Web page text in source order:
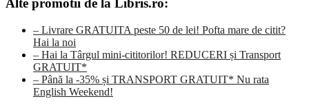
Alte promotii de la Libris.ro:
– Livrare GRATUITA peste 50 de lei! Pofta mare de citit?
Hai la noi
– Hai la Târgul mini-cititorilor! REDUCERI și Transport
GRATUIT*
– Până la -35% și TRANSPORT GRATUIT* Nu rata
English Weekend!